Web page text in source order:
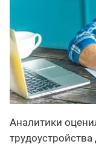
Аналитики